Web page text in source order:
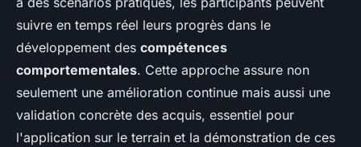
suivre en temps réel leurs progrès dans le
développement des compétences
comportementales. Cette approche assure non
seulement une amélioration continue mais aussi une
validation concrète des acquis, essentiel pour
l'application sur le terrain et la démonstration de ces